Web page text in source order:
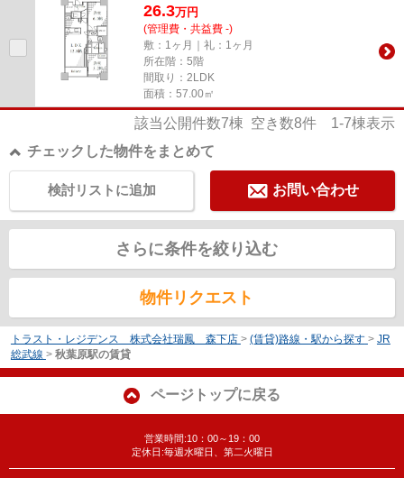
26.3万円
(管理費・共益費 -)
敷：1ヶ月｜礼：1ヶ月
所在階：5階
間取り：2LDK
面積：57.00㎡
該当公開件数7棟 空き数8件 1-7棟表示
チェックした物件をまとめて
お問い合わせ
検討リストに追加
さらに条件を絞り込む
物件リクエスト
トラスト・レジデンス 株式会社瑞鳳 森下店 > (賃貸)路線・駅から探す > JR
総武線 > 秋葉原駅の賃貸
ページトップに戻る
営業時間:10：00～19：00
定休日:毎週水曜日、第二火曜日